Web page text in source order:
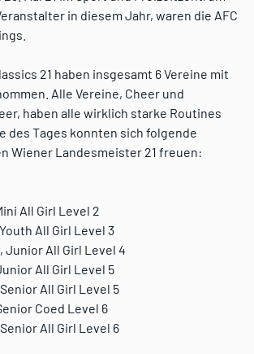
in diesem Jahr, waren die AFC
21 haben insgesamt 6 Vereine mit
Alle Vereine, Cheer und
haben alle wirklich starke Routines
des Tages konnten sich folgende
Wiener Landesmeister 21 freuen:
All Girl Level 2
All Girl Level 3
Junior All Girl Level 4
All Girl Level 5
All Girl Level 5
Coed Level 6
All Girl Level 6